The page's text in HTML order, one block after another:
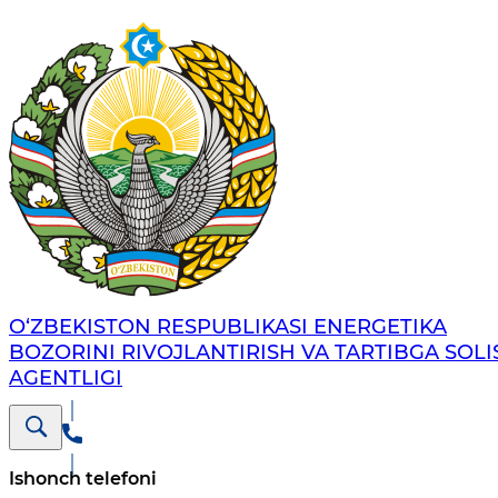
O‘ZBEKISTON RESPUBLIKASI ENERGETIKA
BOZORINI RIVOJLANTIRISH VA TARTIBGA
AGENTLIGI
Ishonch telefoni